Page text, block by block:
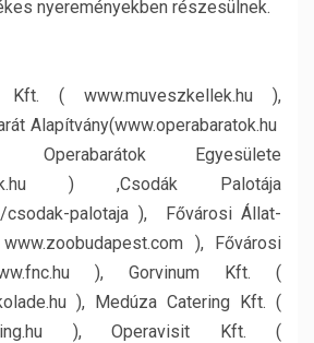
nyereményekben részesülnek.
Kft. ( www.muveszkellek.hu ),
Alapítvány(www.operabaratok.hu
Egyesülete
) ,Csodák Palotája
csodak-palotaja ), Fővárosi Állat-
), Fővárosi
), Gorvinum Kft. (
), Medúza Catering Kft. (
), Operavisit Kft. (